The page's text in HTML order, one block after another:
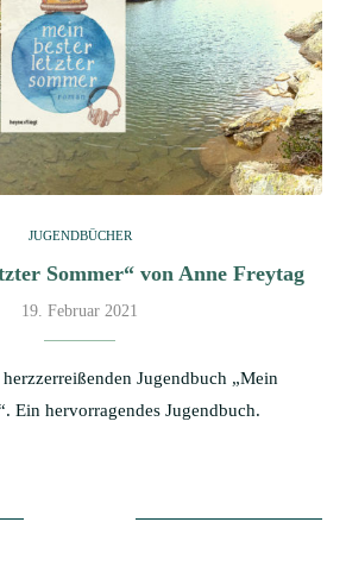
JUGENDBÜCHER
Sommer“ von Anne Freytag
19. Februar 2021
Jugendbuch „Mein
Ein hervorragendes Jugendbuch.